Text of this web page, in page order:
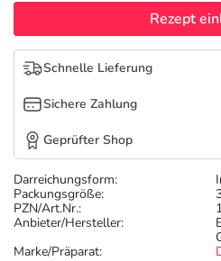
Tierapotheke
Vitamine & Mineralstoffe
Marken
Salus Deals
Darreichungsform:
Packungsgröße:
PZN/Art.Nr.:
Anbieter/Hersteller:
Marke/Präparat:
Rezept
Schnelle Lieferung
Sichere Zahlung
Geprüfter Shop